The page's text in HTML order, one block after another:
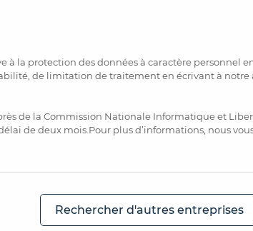
la protection des données à caractère personnel en
de limitation de traitement en écrivant à notre
de la Commission Nationale Informatique et
de deux mois.Pour plus d’informations, nous
Rechercher d'autres entreprises